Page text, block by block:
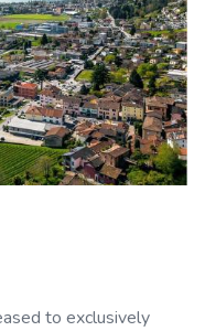
to exclusively